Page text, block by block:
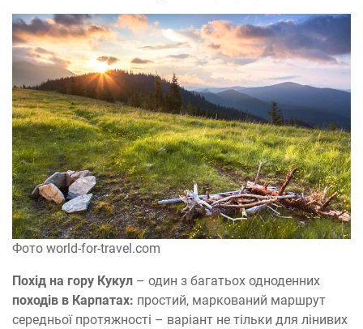
Фото world-for-travel.com
Похід на гору Кукул – один з багатьох одноденних
походів в Карпатах: простий, маркований маршрут
середньої протяжності – варіант не тільки для лінивих